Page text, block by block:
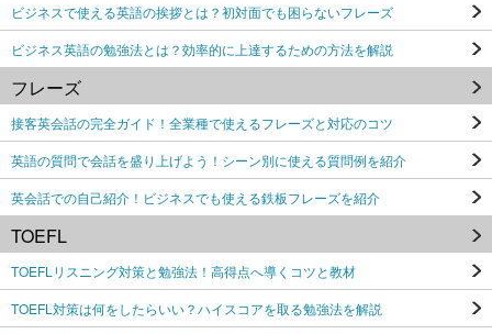
ビジネスで使える英語の挨拶とは？初対面でも困らないフレーズ
ビジネス英語の勉強法とは？効率的に上達するための方法を解説
フレーズ
接客英会話の完全ガイド！全業種で使えるフレーズと対応のコツ
英語の質問で会話を盛り上げよう！シーン別に使える質問例を紹介
英会話での自己紹介！ビジネスでも使える鉄板フレーズを紹介
TOEFL
TOEFLリスニング対策と勉強法！高得点へ導くコツと教材
TOEFL対策は何をしたらいい？ハイスコアを取る勉強法を解説